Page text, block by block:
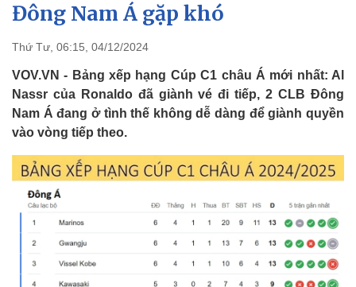
Quốc hội
Nhận diện sự thật
Giáo dục
Đông Nam Á gặp khó
Thứ Tư, 06:15, 04/12/2024
VOV.VN - Bảng xếp hạng Cúp C1 châu Á mới nhất: Al
Nassr của Ronaldo đã giành vé đi tiếp, 2 CLB Đông
Nam Á đang ở tình thế không dễ dàng để giành quyền
vào vòng tiếp theo.